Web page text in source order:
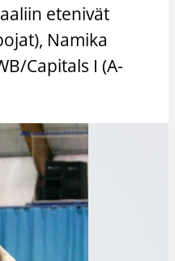
etenivät
Namika
Capitals I (A-